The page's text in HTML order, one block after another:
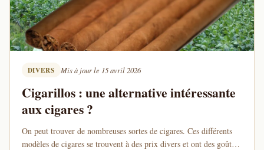
DIVERS Mis à jour le 15 avril 2026
Cigarillos : une alternative intéressante
aux cigares ?
On peut trouver de nombreuses sortes de cigares. Ces différents
modèles de cigares se trouvent à des prix divers et ont des goûts,